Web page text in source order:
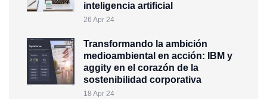
inteligencia artificial
26 Apr 24
Transformando la ambición
medioambiental en acción: IBM y
aggity en el corazón de la
sostenibilidad corporativa
18 Apr 24